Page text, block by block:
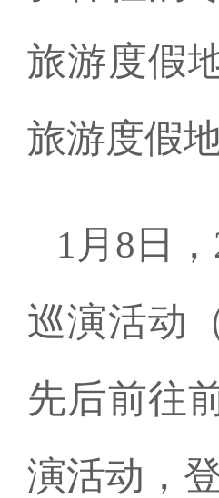
旅游度假
旅游度假地
1月8日
巡演活动
先后前往
演活动，